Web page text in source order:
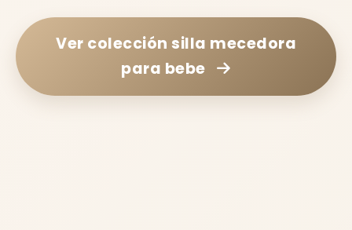
Ver colección silla mecedora
para bebe